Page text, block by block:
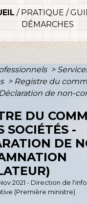
/ PRATIQUE /
DÉMARCHES
>
> Registre du
de non-
DU
SOCIÉTÉS -
DE
2021 - Direction de
(Première ministre)